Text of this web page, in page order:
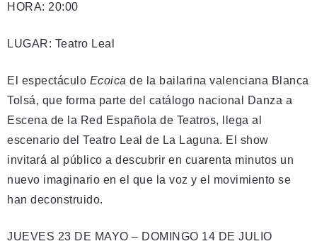
HORA: 20:00
LUGAR: Teatro Leal
El espectáculo Ecoica de la bailarina valenciana Blanca
Tolsá, que forma parte del catálogo nacional Danza a
Escena de la Red Española de Teatros, llega al
escenario del Teatro Leal de La Laguna. El show
invitará al público a descubrir en cuarenta minutos un
nuevo imaginario en el que la voz y el movimiento se
han deconstruido.
JUEVES 23 DE MAYO – DOMINGO 14 DE JULIO